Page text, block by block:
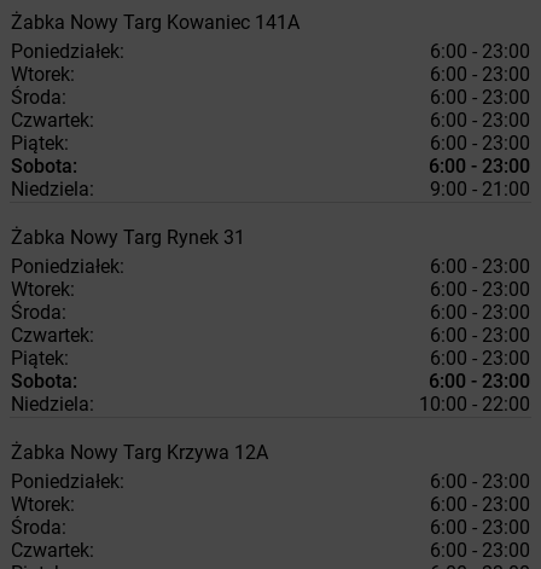
Żabka Nowy Targ Kowaniec 141A
Poniedziałek:
6:00 - 23:00
Wtorek:
6:00 - 23:00
Środa:
6:00 - 23:00
Czwartek:
6:00 - 23:00
Piątek:
6:00 - 23:00
Sobota:
6:00 - 23:00
Niedziela:
9:00 - 21:00
Żabka Nowy Targ Rynek 31
Poniedziałek:
6:00 - 23:00
Wtorek:
6:00 - 23:00
Środa:
6:00 - 23:00
Czwartek:
6:00 - 23:00
Piątek:
6:00 - 23:00
Sobota:
6:00 - 23:00
Niedziela:
10:00 - 22:00
Żabka Nowy Targ Krzywa 12A
Poniedziałek:
6:00 - 23:00
Wtorek:
6:00 - 23:00
Środa:
6:00 - 23:00
Czwartek:
6:00 - 23:00